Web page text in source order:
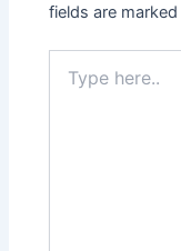
fields are marked
here..